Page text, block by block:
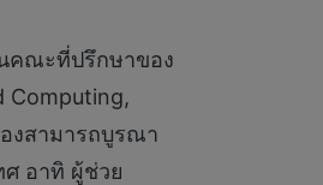
คณะที่ปรึกษาของ
Computing,
งสามารถบูรณา
อาทิ ผู้ช่วย